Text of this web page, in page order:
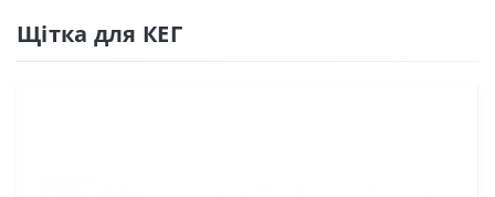
Щітка для КЕГ